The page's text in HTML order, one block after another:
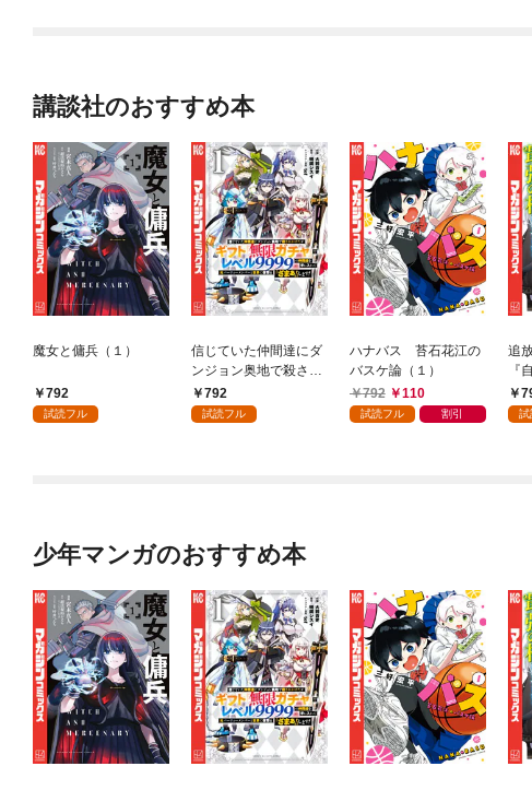
講談社のおすすめ本
魔女と傭兵（１）
792
試読フル
信じていた仲間達にダ
ンジョン奥地で殺され
かけたがギフト『無限
ガチャ』でレベル９９
792
試読フル
ハナバス 苔石花江の
バスケ論（１）
792
110
試読フル 割引
追
『
領
強試
少年マンガのおすすめ本